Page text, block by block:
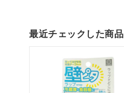
最近チェックした商品